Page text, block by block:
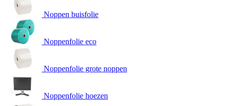
Noppen buisfolie
Noppenfolie eco
Noppenfolie grote noppen
Noppenfolie hoezen